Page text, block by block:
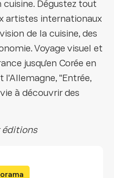
cuisine. Dégustez tout
artistes internationaux
de la cuisine, des
Voyage visuel et
jusqu'en Corée en
l'Allemagne, "Entrée,
à découvrir des
éditions